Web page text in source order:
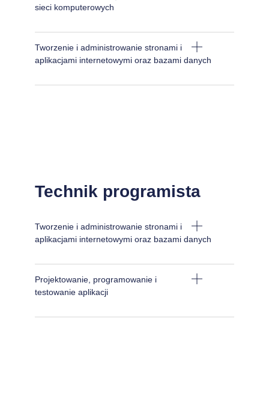
sieci komputerowych
Tworzenie i administrowanie stronami i
aplikacjami internetowymi oraz bazami danych
Technik programista
Tworzenie i administrowanie stronami i
aplikacjami internetowymi oraz bazami danych
Projektowanie, programowanie i
testowanie aplikacji